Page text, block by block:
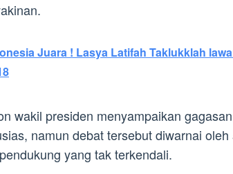
Juara ! Lasya Latifah Taklukklah
wakil presiden menyampaikan
namun debat tersebut diwarnai
yang tak terkendali.